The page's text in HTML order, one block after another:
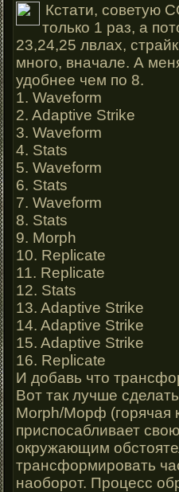
Кстати, советую
только 1 раз, а
23,24,25 лвлах,
много, вначале. А
удобнее чем по 8.
1. Waveform
2. Adaptive Strike
3. Waveform
4. Stats
5. Waveform
6. Stats
7. Waveform
8. Stats
9. Morph
10. Replicate
11. Replicate
12. Stats
13. Adaptive Strike
14. Adaptive Strike
15. Adaptive Strike
16. Replicate
И добавь что
Вот так лучше
Morph/Морф
приспосабливает
окружающим
трансформировать
наоборот. Процесс